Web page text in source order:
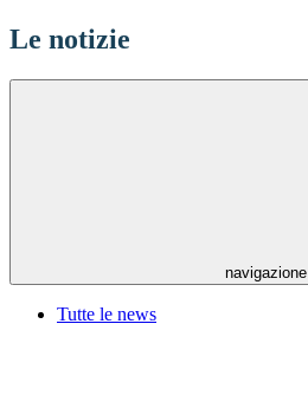
Le notizie
navigazione
Tutte le news